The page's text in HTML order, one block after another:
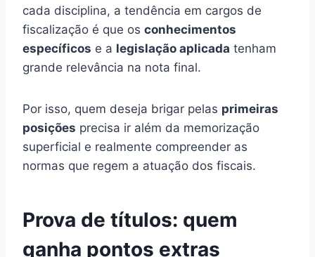
cada disciplina, a tendência em cargos de
fiscalização é que os conhecimentos
específicos e a legislação aplicada tenham
grande relevância na nota final.
Por isso, quem deseja brigar pelas primeiras
posições precisa ir além da memorização
superficial e realmente compreender as
normas que regem a atuação dos fiscais.
Prova de títulos: quem
ganha pontos extras